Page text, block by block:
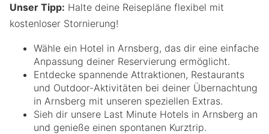
Unser Tipp: Halte deine Reisepläne flexibel mit
kostenloser Stornierung!
Wähle ein Hotel in Arnsberg, das dir eine einfache
Anpassung deiner Reservierung ermöglicht.
Entdecke spannende Attraktionen, Restaurants
und Outdoor-Aktivitäten bei deiner Übernachtung
in Arnsberg mit unseren speziellen Extras.
Sieh dir unsere Last Minute Hotels in Arnsberg an
und genieße einen spontanen Kurztrip.